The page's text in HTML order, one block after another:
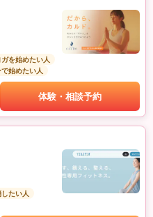
を始めたい人
始めたい人
体験・相談予約
たい人